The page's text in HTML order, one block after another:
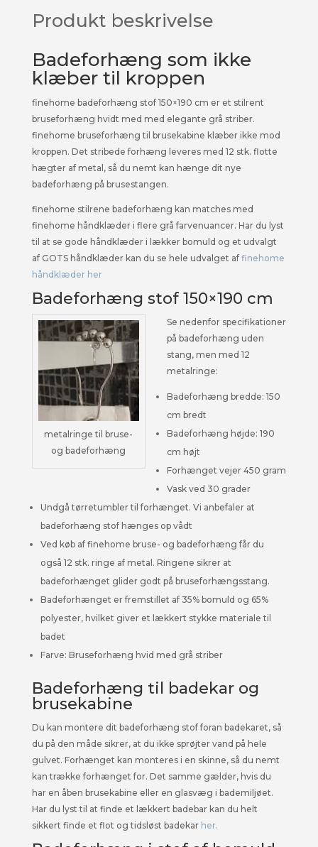
Produkt beskrivelse
Badeforhæng som ikke
klæber til kroppen
finehome badeforhæng stof 150×190 cm er et stilrent
bruseforhæng hvidt med med elegante grå striber.
finehome bruseforhæng til brusekabine klæber ikke mod
kroppen. Det stribede forhæng leveres med 12 stk. flotte
hægter af metal, så du nemt kan hænge dit nye
badeforhæng på brusestangen.
finehome stilrene badeforhæng kan matches med
finehome håndklæder i flere grå farvenuancer. Har du lyst
til at se gode håndklæder i lækker bomuld og et udvalgt
af GOTS håndklæder kan du se hele udvalget af finehome
håndklæder her
Badeforhæng stof 150×190 cm
metalringe til bruse-
og badeforhæng
Se nedenfor specifikationer
på badeforhæng uden
stang, men med 12
metalringe:
Badeforhæng bredde: 150
cm bredt
Badeforhæng højde: 190
cm højt
Forhænget vejer 450 gram
Vask ved 30 grader
Undgå tørretumbler til forhænget. Vi anbefaler at
badeforhæng stof hænges op vådt
Ved køb af finehome bruse- og badeforhæng får du
også 12 stk. ringe af metal. Ringene sikrer at
badeforhænget glider godt på bruseforhængsstang.
Badeforhænget er fremstillet af 35% bomuld og 65%
polyester, hvilket giver et lækkert stykke materiale til
badet
Farve: Bruseforhæng hvid med grå striber
Badeforhæng til badekar og
brusekabine
Du kan montere dit badeforhæng stof foran badekaret, så
du på den måde sikrer, at du ikke sprøjter vand på hele
gulvet. Forhænget kan monteres i en skinne, så du nemt
kan trække forhænget for. Det samme gælder, hvis du
har en åben brusekabine eller en glasvæg i bademiljøet.
Har du lyst til at finde et lækkert badebar kan du helt
sikkert finde et flot og tidsløst badekarher.